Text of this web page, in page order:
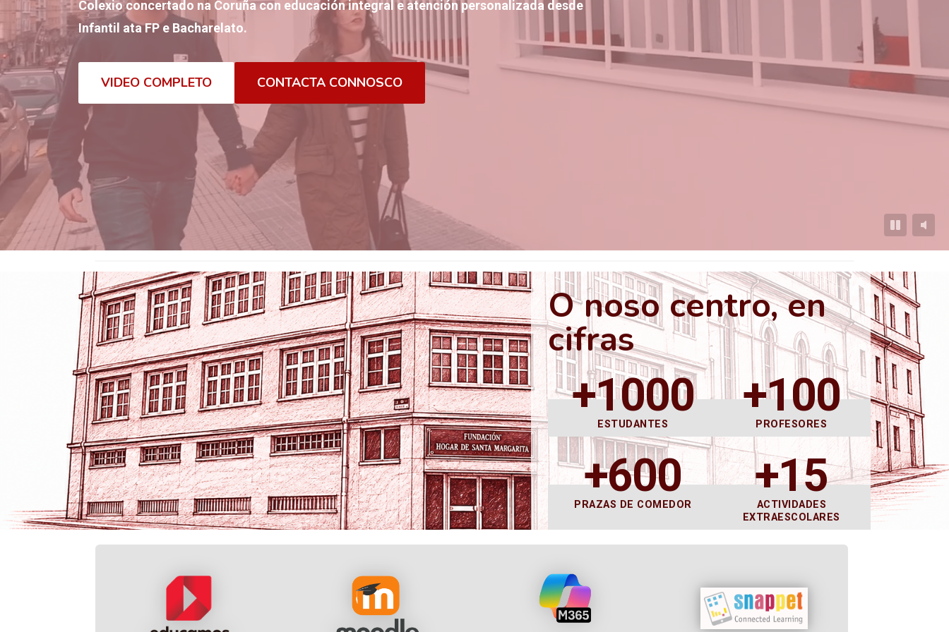
Colexio concertado na Coruña con educación integral e atención personalizada desde
Infantil ata FP e Bacharelato.
VIDEO COMPLETO CONTACTA CONNOSCO
O noso centro, en
cifras
+1000
ESTUDANTES
+100
PROFESORES
+600
PRAZAS DE COMEDOR
+15
ACTIVIDADES
EXTRAESCOLARES